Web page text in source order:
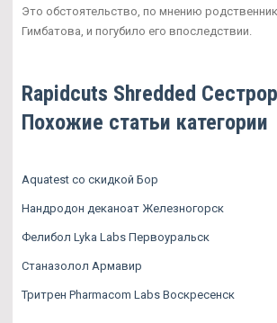
Это обстоятельство, по мнению
Гимбатова, и погубило его впоследствии.
Rapidcuts Shredded
Похожие статьи категории
Aquatest со скидкой Бор
Нандродон деканоат Железногорск
Фелибол Lyka Labs Первоуральск
Станазолол Армавир
Тритрен Pharmacom Labs Воскресенск